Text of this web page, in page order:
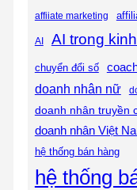
affiiate marketing
AI AI trong
chuyển đổi số
doanh nhân nữ
doanh nhân truyền
doanh nhân Việt
hệ thống bán hàng
hệ thống